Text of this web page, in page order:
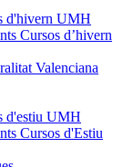
d'hivern UMH
Cursos d’hivern
Valenciana
d'estiu UMH
Cursos d'Estiu